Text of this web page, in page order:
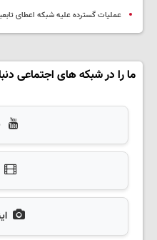
عملیات گسترده علیه شبکه اعطای
ما را در شبکه های اجتماعی